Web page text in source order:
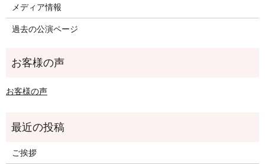
メディア情報
過去の公演ページ
お客様の声
ご挨拶